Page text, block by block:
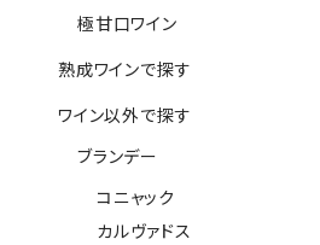
極甘口ワイン
熟成ワインで探す
ワイン以外で探す
ブランデー
コニャック
カルヴァドス